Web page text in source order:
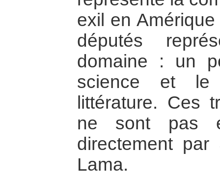
exil en
députés
domaine : un
science et le
littérature. Ces
ne sont pas
directement
Lama.